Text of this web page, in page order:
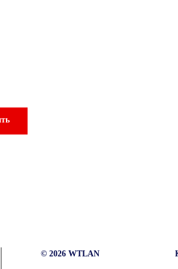
© 2026 WTLAN